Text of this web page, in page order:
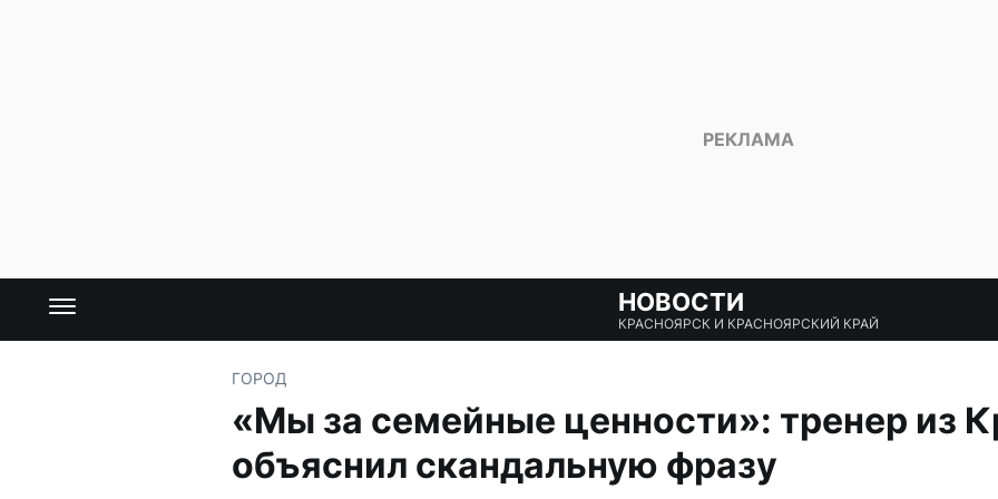
НОВОСТИ
КРАСНОЯРСК И КРАСНОЯРСКИЙ КРАЙ
ГОРОД
«Мы за семейные ценности»: тренер из
объяснил скандальную фразу